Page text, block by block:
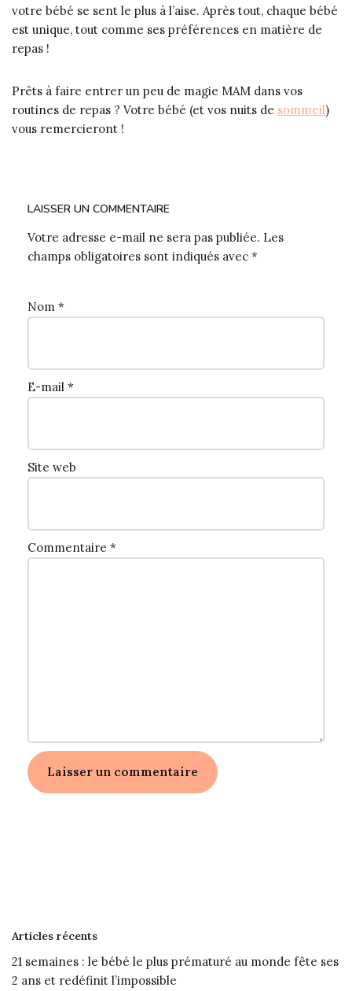
votre bébé se sent le plus à l’aise. Après tout, chaque bébé
est unique, tout comme ses préférences en matière de
repas !
Prêts à faire entrer un peu de magie MAM dans vos
routines de repas ? Votre bébé (et vos nuits de sommeil)
vous remercieront !
LAISSER UN COMMENTAIRE
Votre adresse e-mail ne sera pas publiée. Les
champs obligatoires sont indiqués avec *
Nom *
E-mail *
Site web
Commentaire *
Articles récents
21 semaines : le bébé le plus prématuré au monde fête ses
2 ans et redéfinit l’impossible